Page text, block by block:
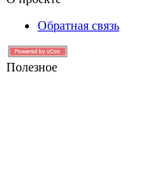
Обратная связь
Полезное